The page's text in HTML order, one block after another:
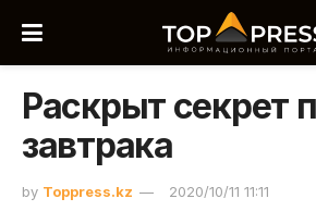
Раскрыт секрет
завтрака
by Toppress.kz 2020/10/11 11:11